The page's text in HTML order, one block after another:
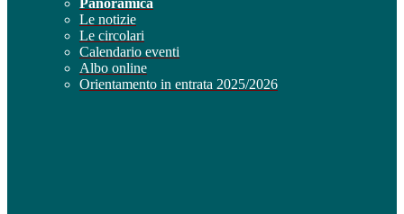
Panoramica
Le notizie
Le circolari
Calendario eventi
Albo online
Orientamento in entrata 2025/2026